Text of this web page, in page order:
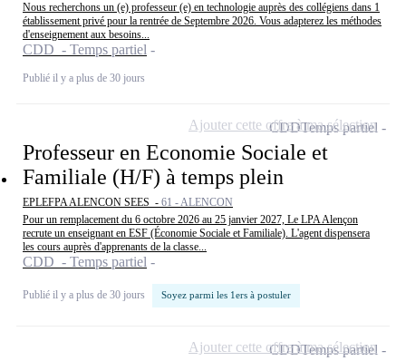
Nous recherchons un (e) professeur (e) en technologie auprès des collégiens dans 1
établissement privé pour la rentrée de Septembre 2026. Vous adapterez les méthodes
d'enseignement aux besoins...
CDD - Temps partiel
Publié il y a plus de 30 jours
Professeur en Economie Sociale et
Familiale (H/F) à temps plein
EPLEFPA ALENCON SEES - 61 - ALENCON
Pour un remplacement du 6 octobre 2026 au 25 janvier 2027, Le LPA Alençon
recrute un enseignant en ESF (Économie Sociale et Familiale). L'agent dispensera
les cours auprès d'apprenants de la classe...
CDD - Temps partiel
Publié il y a plus de 30 jours Soyez parmi les 1ers à postuler
CDDTemps partiel
Ajouter cette offre à ma sélection
CDDTemps partiel
Ajouter cette offre à ma sélection